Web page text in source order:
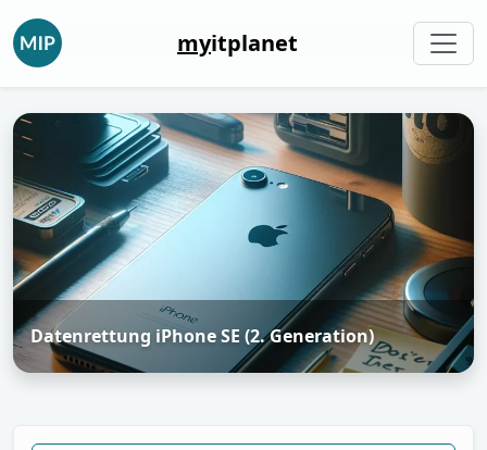
myitplanet
Datenrettung iPhone SE (2. Generation)